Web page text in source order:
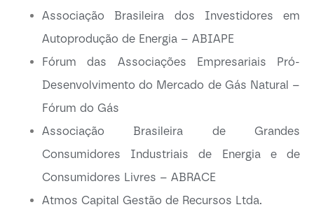
Associação Brasileira dos Investidores em
Autoprodução de Energia – ABIAPE
Fórum das Associações Empresariais Pró-
Desenvolvimento do Mercado de Gás Natural –
Fórum do Gás
Associação Brasileira de Grandes
Consumidores Industriais de Energia e de
Consumidores Livres – ABRACE
Atmos Capital Gestão de Recursos Ltda.